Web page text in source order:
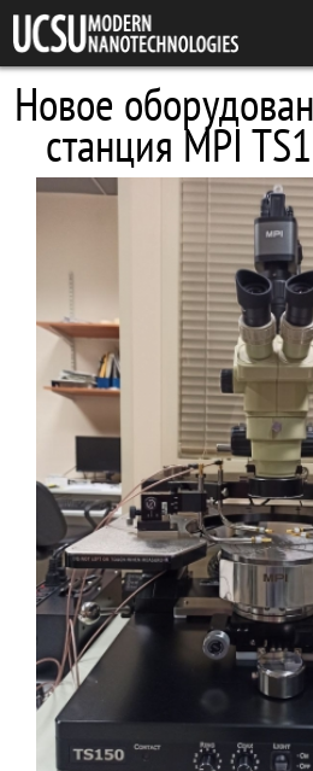
Skip to main content
Новое
станция MPI